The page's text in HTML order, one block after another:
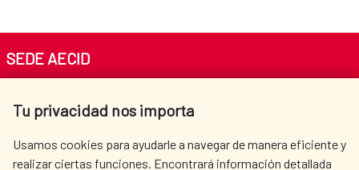
Tu privacidad nos importa
Usamos cookies para ayudarle a navegar de manera eficiente y
realizar ciertas funciones. Encontrará información detallada
SEDE AECID
Tel. +34 900 20 30 54​​​​​​​